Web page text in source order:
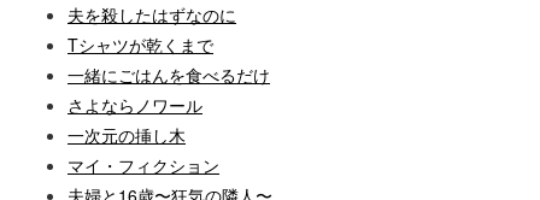
夫を殺したはずなのに
Tシャツが乾くまで
一緒にごはんを食べるだけ
さよならノワール
一次元の挿し木
マイ・フィクション
夫婦と16歳〜狂気の隣人〜